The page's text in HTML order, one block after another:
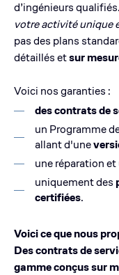
d’ingénieurs qualifiés.
votre activité unique
pas des plans
détaillés etsur
Voici nos garanties :
des contrats de
un Programme
allant d'une
une réparation
uniquement des
certifiées.
Voici ce que nous
Des contrats de
gamme conçus sur